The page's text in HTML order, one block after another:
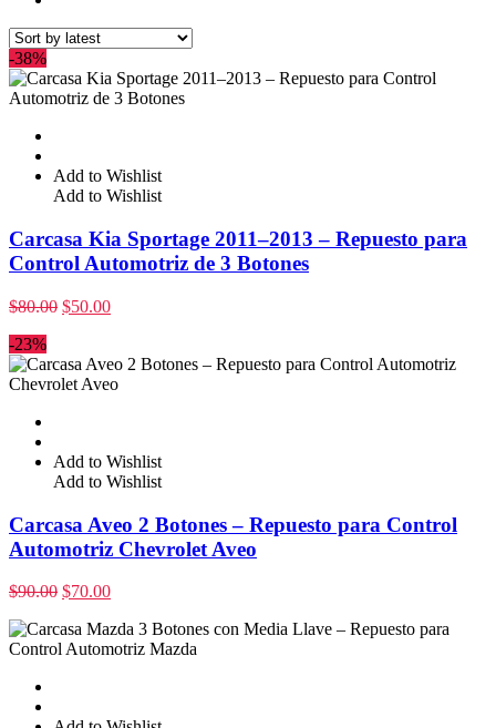
-38%
Add to Wishlist
Add to Wishlist
Carcasa Kia Sportage 2011–2013 – Repuesto para
Control Automotriz de 3 Botones
$80.00 $50.00
-23%
Add to Wishlist
Add to Wishlist
Carcasa Aveo 2 Botones – Repuesto para Control
Automotriz Chevrolet Aveo
$90.00 $70.00